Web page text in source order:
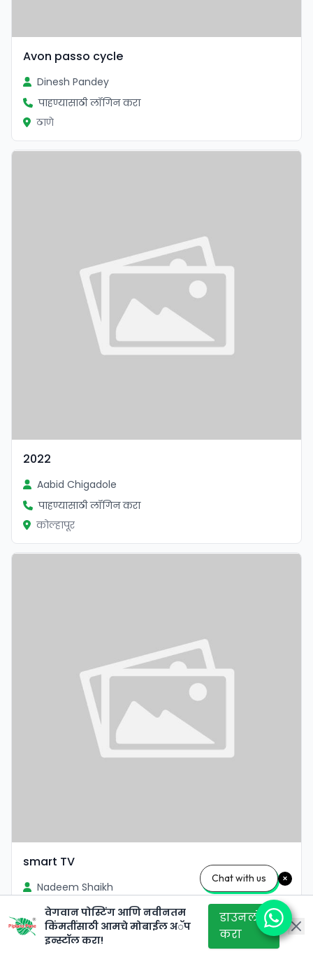
Avon passo cycle
Dinesh Pandey
पाहण्यासाठी लॉगिन करा
ठाणे
2022
Aabid Chigadole
पाहण्यासाठी लॉगिन करा
कोल्हापूर
smart TV
Nadeem Shaikh
पाहण्यासाठी लॉगिन करा
ठाणे
वेगवान पोस्टिंग आणि नवीनतम
किंमतींसाठी आमचे मोबाईल अॅप
इन्स्टॉल करा!
डाउनलोड
करा
Chat with us